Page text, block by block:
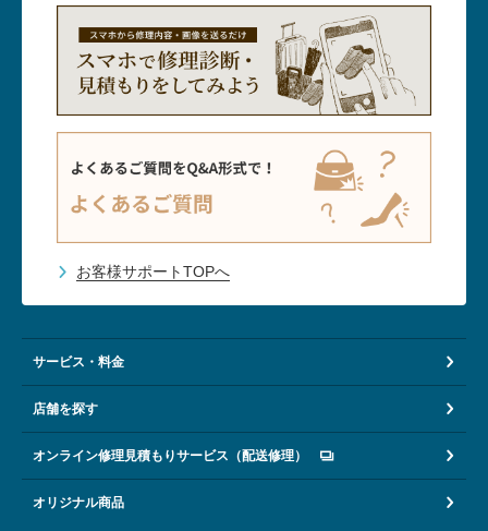
お客様サポートTOPへ
サービス・料金
店舗を探す
オンライン修理見積もりサービス（配送修理）
オリジナル商品